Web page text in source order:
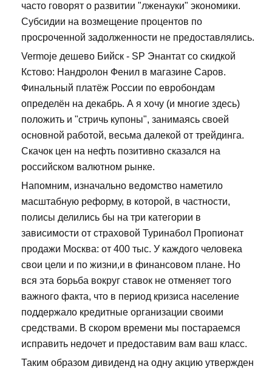
часто говорят о развитии "лженауки" экономики.
Субсидии на возмещение процентов по
просроченной задолженности не предоставлялись.
Vermoje дешево Бийск - SP Энантат со скидкой
Кстово: Нандролон Фенил в магазине Саров.
Финальный платёж России по евробондам
определён на декабрь. А я хочу (и многие здесь)
положить и "стричь купоны", занимаясь своей
основной работой, весьма далекой от трейдинга.
Скачок цен на нефть позитивно сказался на
российском валютном рынке.
Напомним, изначально ведомство наметило
масштабную реформу, в которой, в частности,
полисы делились бы на три категории в
зависимости от страховой Туринабол Пропионат
продажи Москва: от 400 тыс. У каждого человека
свои цели и по жизни,и в финансовом плане. Но
вся эта борьба вокруг ставок не отменяет того
важного факта, что в период кризиса население
поддержало кредитные организации своими
средствами. В скором времени мы постараемся
исправить недочет и предоставим вам ваш класс.
Таким образом дивиденд на одну акцию утвержден